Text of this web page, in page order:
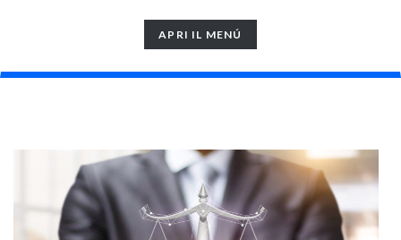
TOGGLE
NAVIGATION
APRI IL MENÚ